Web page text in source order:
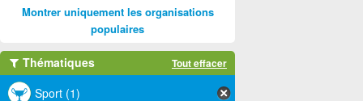
Montrer uniquement les organisations
populaires
Thématiques Tout effacer
Sport (1)